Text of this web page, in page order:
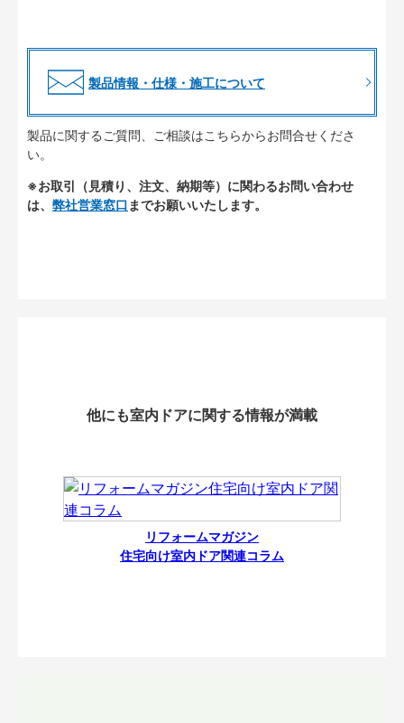
製品情報・仕様・施工について
製品に関するご質問、ご相談はこちらからお問合せくださ
い。
※お取引（見積り、注文、納期等）に関わるお問い合わせ
は、 弊社営業窓口 までお願いいたします。
他にも室内ドアに関する情報が満載
リフォームマガジン
住宅向け室内ドア関連コラム